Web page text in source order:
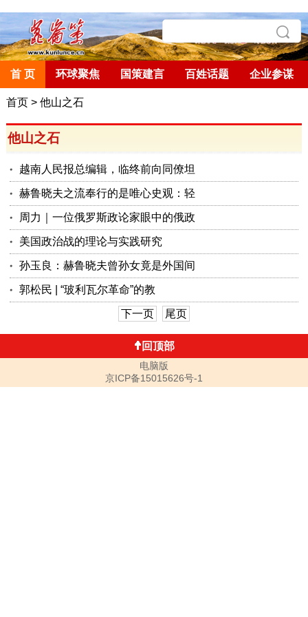
首 页 环球聚焦 国策建言 百姓话题 企业参谋
首页> 他山之石
他山之石
越南人民报总编辑，临终前向同僚坦
赫鲁晓夫之流奉行的是唯心史观：轻
周力｜一位俄罗斯政论家眼中的俄政
美国政治战的理论与实践研究
孙玉良：赫鲁晓夫曾孙女竟是外国间
郭松民 | “玻利瓦尔革命”的教
下一页 尾页
回顶部
电脑版
京ICP备15015626号-1